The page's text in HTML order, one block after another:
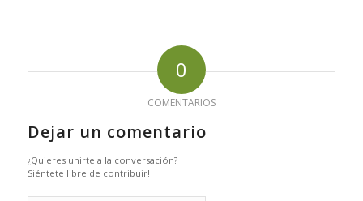
0
COMENTARIOS
Dejar un comentario
¿Quieres unirte a la conversación?
Siéntete libre de contribuir!